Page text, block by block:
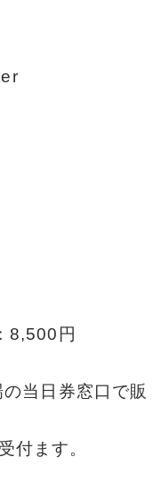
8,500円
当日券窓口で販
付ます。